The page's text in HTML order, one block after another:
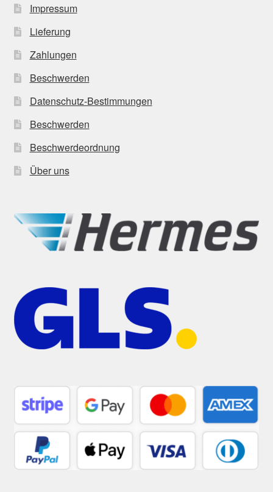
Impressum
Lieferung
Zahlungen
Beschwerden
Datenschutz-Bestimmungen
Beschwerden
Beschwerdeordnung
Über uns